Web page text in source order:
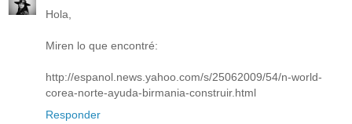
Hola,
Miren lo que encontré:
http://espanol.news.yahoo.com/s/25062009/54/n-world-
corea-norte-ayuda-birmania-construir.html
Responder